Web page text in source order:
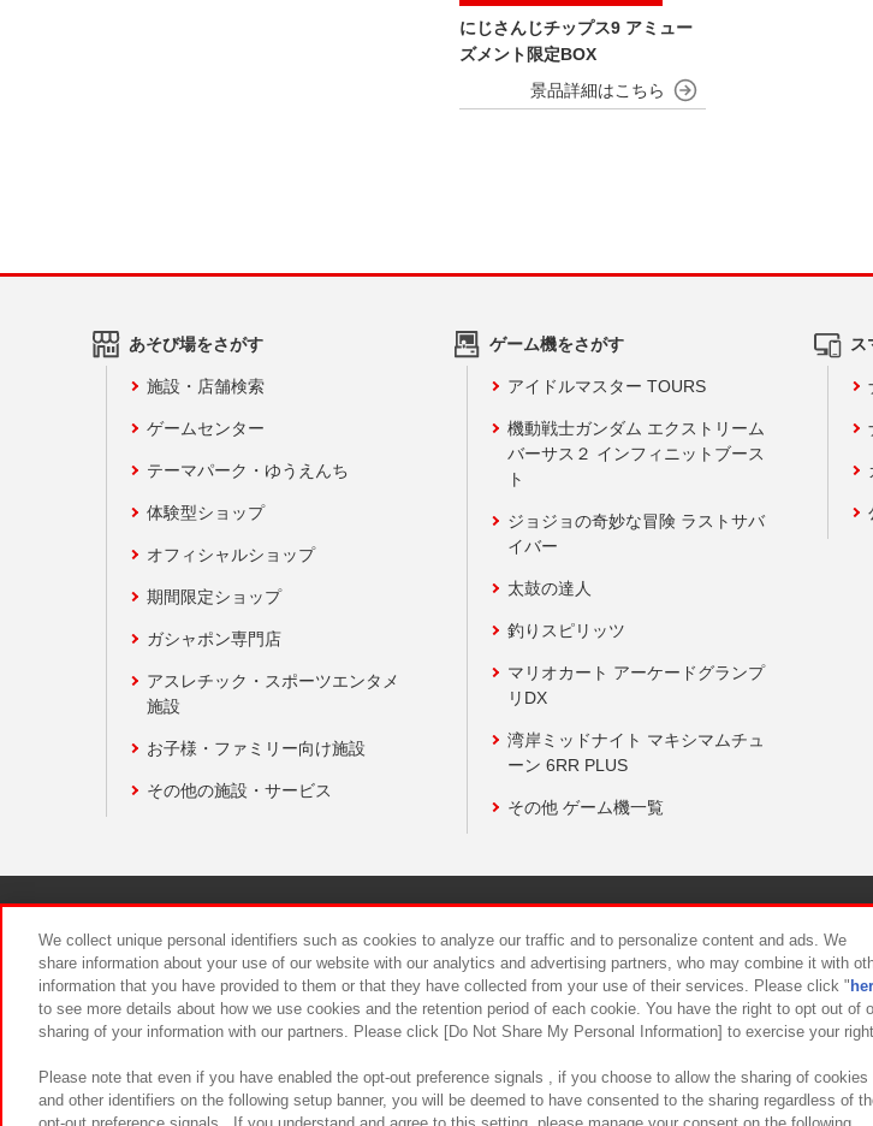
にじさんじチップス9 アミュー
ズメント限定BOX
あそび場をさがす
施設・店舗検索
ゲームセンター
テーマパーク・ゆうえんち
体験型ショップ
オフィシャルショップ
期間限定ショップ
ガシャポン専門店
アスレチック・スポーツエンタメ
施設
お子様・ファミリー向け施設
その他の施設・サービス
ゲーム機をさがす
アイドルマスター TOURS
機動戦士ガンダム エクストリーム
バーサス２ インフィニットブース
ト
ジョジョの奇妙な冒険 ラストサバ
イバー
太鼓の達人
釣りスピリッツ
マリオカート アーケードグランプ
リDX
湾岸ミッドナイト マキシマムチュ
ーン 6RR PLUS
その他 ゲーム機一覧
ス
食品のご提供について カスタマーハラスメント対応
We collect unique personal identifiers such as cookies to analyze our traffic and to personalize content and ads. We
share information about your use of our website with our analytics and advertising partners, who may combine it with
information that you have provided to them or that they have collected from your use of their services. Please click "
to see more details about how we use cookies and the retention period of each cookie. You have the right to opt out of
sharing of your information with our partners. Please click [Do Not Share My Personal Information] to exercise your
Please note that even if you have enabled the opt-out preference signals , if you choose to allow the sharing of cookies
and other identifiers on the following setup banner, you will be deemed to have consented to the sharing regardless of